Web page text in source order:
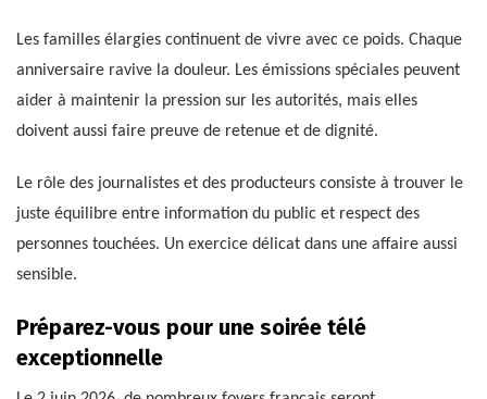
Les familles élargies continuent de vivre avec ce poids. Chaque
anniversaire ravive la douleur. Les émissions spéciales peuvent
aider à maintenir la pression sur les autorités, mais elles
doivent aussi faire preuve de retenue et de dignité.
Le rôle des journalistes et des producteurs consiste à trouver le
juste équilibre entre information du public et respect des
personnes touchées. Un exercice délicat dans une affaire aussi
sensible.
Préparez-vous pour une soirée télé
exceptionnelle